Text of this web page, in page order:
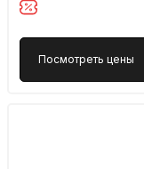
Посмотреть цены